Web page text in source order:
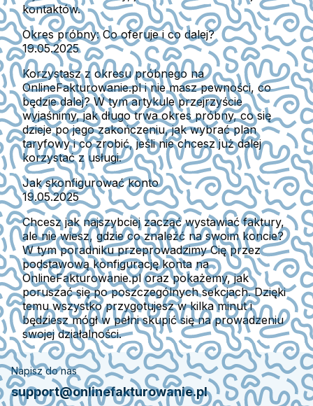
kontaktów.
Okres próbny: Co oferuje i co dalej?
19.05.2025
Korzystasz z okresu próbnego na
OnlineFakturowanie.pl i nie masz pewności, co
będzie dalej? W tym artykule przejrzyście
wyjaśnimy, jak długo trwa okres próbny, co się
dzieje po jego zakończeniu, jak wybrać plan
taryfowy i co zrobić, jeśli nie chcesz już dalej
korzystać z usługi.
Jak skonfigurować konto
19.05.2025
Chcesz jak najszybciej zacząć wystawiać faktury,
ale nie wiesz, gdzie co znaleźć na swoim koncie?
W tym poradniku przeprowadzimy Cię przez
podstawową konfigurację konta na
OnlineFakturowanie.pl oraz pokażemy, jak
poruszać się po poszczególnych sekcjach. Dzięki
temu wszystko przygotujesz w kilka minut i
będziesz mógł w pełni skupić się na prowadzeniu
swojej działalności.
Napisz do nas
support@onlinefakturowanie.pl